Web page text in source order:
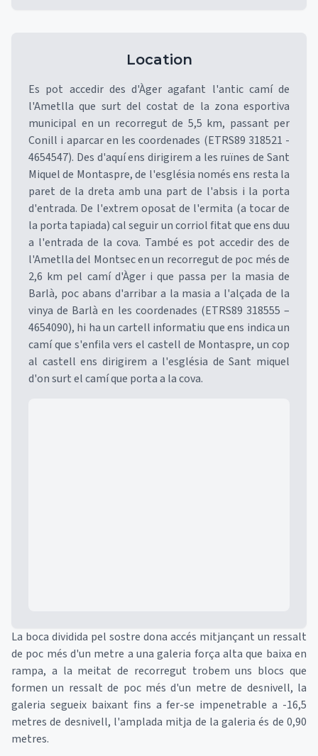
Location
Es pot accedir des d'Àger agafant l'antic camí de
l'Ametlla que surt del costat de la zona esportiva
municipal en un recorregut de 5,5 km, passant per
Conill i aparcar en les coordenades (ETRS89 318521 -
4654547). Des d'aquí ens dirigirem a les ruïnes de Sant
Miquel de Montaspre, de l'església només ens resta la
paret de la dreta amb una part de l'absis i la porta
d'entrada. De l'extrem oposat de l'ermita (a tocar de
la porta tapiada) cal seguir un corriol fitat que ens duu
a l'entrada de la cova. També es pot accedir des de
l'Ametlla del Montsec en un recorregut de poc més de
2,6 km pel camí d'Àger i que passa per la masia de
Barlà, poc abans d'arribar a la masia a l'alçada de la
vinya de Barlà en les coordenades (ETRS89 318555 –
4654090), hi ha un cartell informatiu que ens indica un
camí que s'enfila vers el castell de Montaspre, un cop
al castell ens dirigirem a l'església de Sant miquel
d'on surt el camí que porta a la cova.
La boca dividida pel sostre dona accés mitjançant un ressalt
de poc més d'un metre a una galeria força alta que baixa en
rampa, a la meitat de recorregut trobem uns blocs que
formen un ressalt de poc més d'un metre de desnivell, la
galeria segueix baixant fins a fer-se impenetrable a -16,5
metres de desnivell, l'amplada mitja de la galeria és de 0,90
metres.